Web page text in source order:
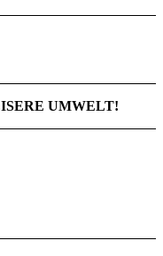
UMWELT!